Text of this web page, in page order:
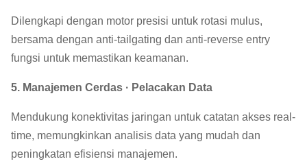
Dilengkapi dengan motor presisi untuk rotasi mulus,
bersama dengan anti-tailgating dan anti-reverse entry
fungsi untuk memastikan keamanan.
5. Manajemen Cerdas · Pelacakan Data
Mendukung konektivitas jaringan untuk catatan akses real-
time, memungkinkan analisis data yang mudah dan
peningkatan efisiensi manajemen.